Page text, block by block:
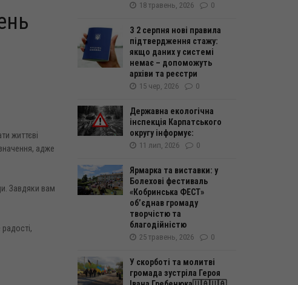
життєві
адже
Завдяки вам
18 травень, 2026 0
З 2 серпня нові правила
підтвердження стажу:
якщо даних у системі
немає – допоможуть
архіви та реєстри
15 чер, 2026 0
Державна екологічна
інспекція Карпатського
округу інформує:
11 лип, 2026 0
Ярмарка та виставки: у
Болехові фестиваль
«Кобринська ФЕСТ»
об’єднав громаду
творчістю та
благодійністю
25 травень, 2026 0
У скорботі та молитві
громада зустріла Героя